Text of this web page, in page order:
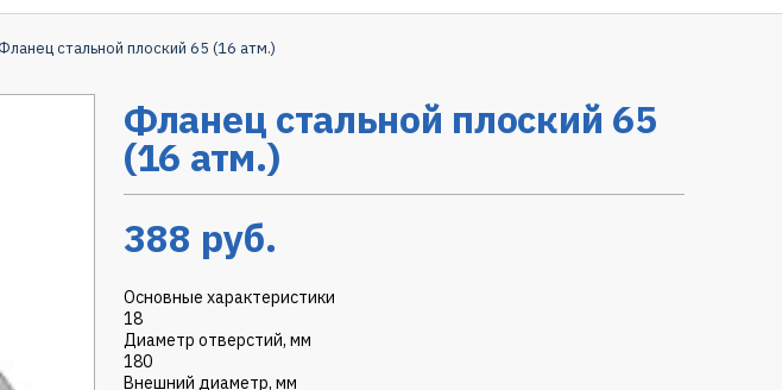
стальной плоский 65 (16 атм.)
Фланец стальной плоский 65
(16 атм.)
388 руб.
Основные характеристики
18
Диаметр отверстий, мм
180
Внешний диаметр, мм